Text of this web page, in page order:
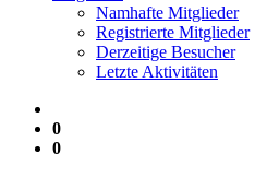
Namhafte Mitglieder
Registrierte Mitglieder
Derzeitige Besucher
Letzte Aktivitäten
0
0